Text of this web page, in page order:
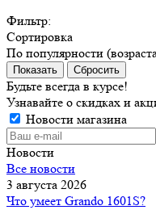
Фильтр:
Сортировка
По популярности
Показать Сбросить
Будьте всегда в курсе!
Узнавайте о скидках и
Новости магазина
Новости
Все новости
3 августа 2026
Что умеет Grando 1601S?